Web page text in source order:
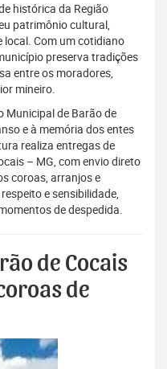
histórica da Região
patrimônio cultural,
local. Com um cotidiano
preserva tradições
entre os moradores,
mineiro.
Municipal de Barão de
e à memória dos entes
realiza entregas de
– MG, com envio direto
coroas, arranjos e
e sensibilidade,
de despedida.
de Cocais
de